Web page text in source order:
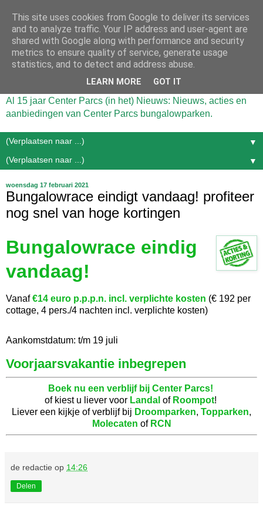
Al 15 jaar Center Parcs (in het) Nieuws: Nieuws, acties en
aanbiedingen van Center Parcs bungalowparken.
▼
▼
woensdag 17 februari 2021
Bungalowrace eindigt vandaag! profiteer
nog snel van hoge kortingen
Bungalowrace eindig
vandaag!
Vanaf€14 euro p.p.p.n. incl. verplichte kosten (€ 192 per
cottage, 4 pers./4 nachten incl. verplichte kosten)
Aankomstdatum: t/m 19 juli
Voorjaarsvakantie inbegrepen
Boek nu een verblijf bij Center Parcs!
of kiest u liever voor Landal of Roompot!
Liever een kijkje of verblijf bij Droomparken, Topparken,
Molecaten of RCN
de redactie op 14:26
Delen
This site uses cookies from Google to deliver its services
and to analyze traffic. Your IP address and user-agent are
shared with Google along with performance and security
metrics to ensure quality of service, generate usage
statistics, and to detect and address abuse.
LEARN MORE GOT IT